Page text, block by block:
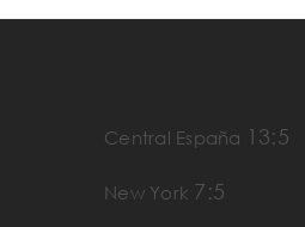
Central España 13:5
New York 7:5